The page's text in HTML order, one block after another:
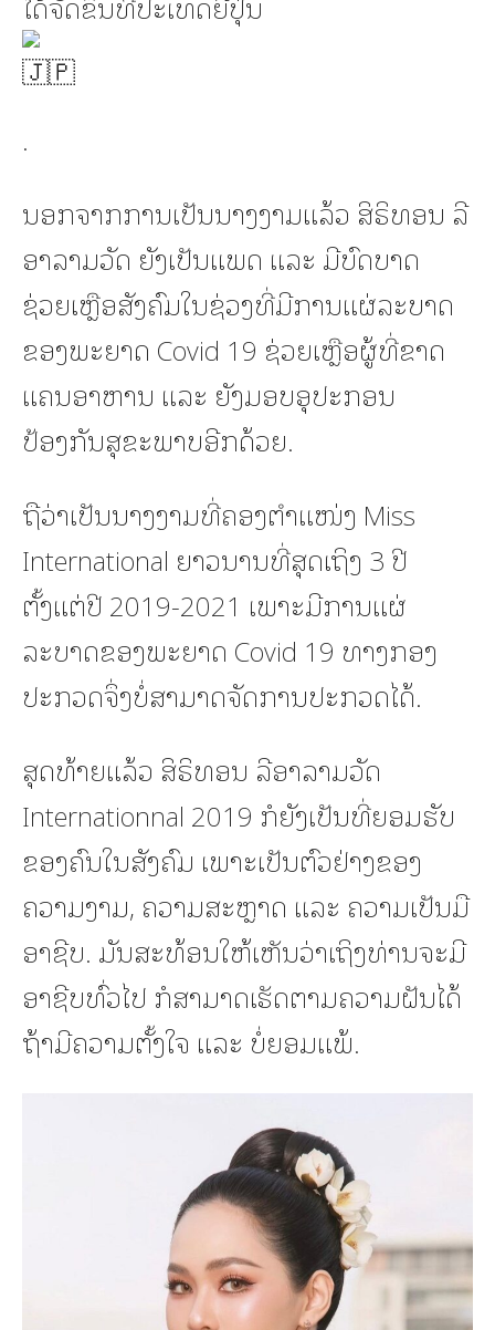
.
ນອກຈາກການເປັນນາງງາມແລ້ວ ສິຣິທອນ ລີ
ອາລາມວັດ ຍັງເປັນແພດ ແລະ ມີບົດບາດ
ຊ່ວຍເຫຼືອສັງຄົມໃນຊ່ວງທີ່ມີການແຜ່ລະບາດ
ຂອງພະຍາດ Covid 19 ຊ່ວຍເຫຼືອຜູ້ທີ່ຂາດ
ແຄນອາຫານ ແລະ ຍັງມອບອຸປະກອນ
ປ້ອງກັນສຸຂະພາບອີກດ້ວຍ.
ຖືວ່າເປັນນາງງາມທີ່ຄອງຕໍາແໜ່ງ Miss
International ຍາວນານທີ່ສຸດເຖິງ 3 ປີ
ຕັ້ງແຕ່ປີ 2019-2021 ເພາະມີການແຜ່
ລະບາດຂອງພະຍາດ Covid 19 ທາງກອງ
ປະກວດຈຶ່ງບໍ່ສາມາດຈັດການປະກວດໄດ້.
ສຸດທ້າຍແລ້ວ ສິຣິທອນ ລີອາລາມວັດ
Internationnal 2019 ກໍຍັງເປັນທີ່ຍອມຮັບ
ຂອງຄົນໃນສັງຄົມ ເພາະເປັນຕົວຢ່າງຂອງ
ຄວາມງາມ, ຄວາມສະຫຼາດ ແລະ ຄວາມເປັນມື
ອາຊີບ. ມັນສະທ້ອນໃຫ້ເຫັນວ່າເຖິງທ່ານຈະມີ
ອາຊີບທົ່ວໄປ ກໍສາມາດເຮັດຕາມຄວາມຝັນໄດ້
ຖ້າມີຄວາມຕັ້ງໃຈ ແລະ ບໍ່ຍອມແພ້.